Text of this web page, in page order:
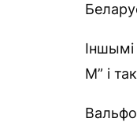
Іншымі
М” і